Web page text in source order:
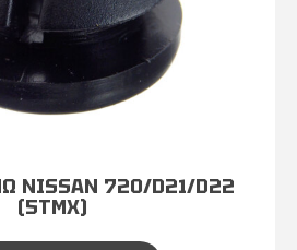
NISSAN 720/D21/D22
(5TΜΧ)